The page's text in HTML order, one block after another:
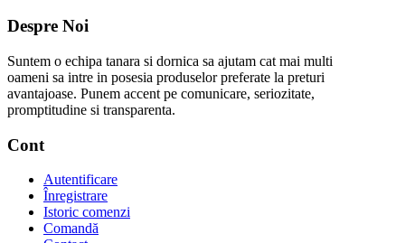
Despre Noi
Suntem o echipa tanara si dornica sa ajutam cat mai multi
oameni sa intre in posesia produselor preferate la preturi
avantajoase. Punem accent pe comunicare, seriozitate,
promptitudine si transparenta.
Cont
Autentificare
Înregistrare
Istoric comenzi
Comandă